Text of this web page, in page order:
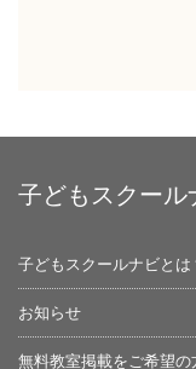
子どもスクール
子どもスクールナビとは
お知らせ
無料教室掲載をご希望の